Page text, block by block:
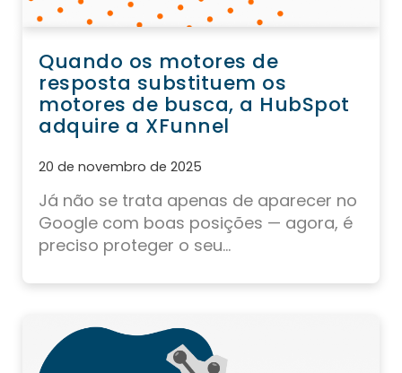
Quando os motores de
resposta substituem os
motores de busca, a HubSpot
adquire a XFunnel
20 de novembro de 2025
Já não se trata apenas de aparecer no
Google com boas posições — agora, é
preciso proteger o seu...